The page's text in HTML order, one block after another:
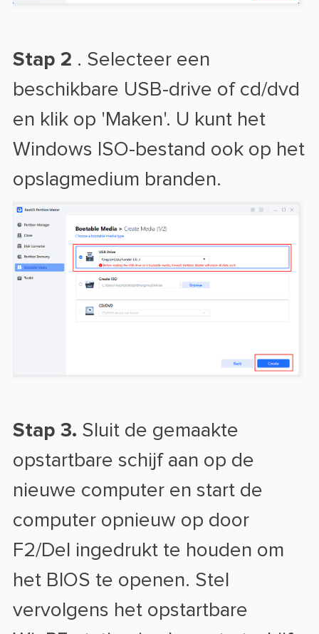
Stap 2 . Selecteer een
beschikbare USB-drive of cd/dvd
en klik op 'Maken'. U kunt het
Windows ISO-bestand ook op het
opslagmedium branden.
Stap 3. Sluit de gemaakte
opstartbare schijf aan op de
nieuwe computer en start de
computer opnieuw op door
F2/Del ingedrukt te houden om
het BIOS te openen. Stel
vervolgens het opstartbare